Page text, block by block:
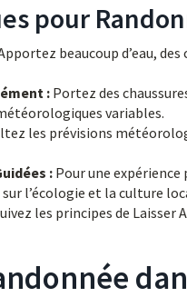
pour
beaucoup d’eau,
: Portez des
variables.
les prévisions
: Pour une
l’écologie et la culture
les principes de Laisser